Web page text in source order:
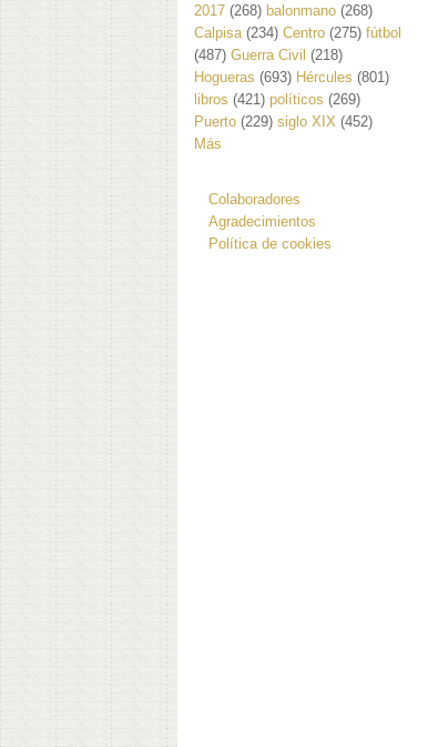
2017 (268) balonmano (268)
Calpisa (234) Centro (275) fútbol
(487) Guerra Civil (218)
Hogueras (693) Hércules (801)
libros (421) políticos (269)
Puerto (229) siglo XIX (452)
Más
Colaboradores
Agradecimientos
Política de cookies